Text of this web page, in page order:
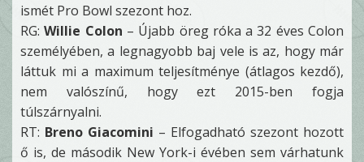
ismét Pro Bowl szezont hoz.
RG:Willie Colon – Újabb öreg róka a 32 éves Colon
személyében, a legnagyobb baj vele is az, hogy már
láttuk mi a maximum teljesítménye (átlagos kezdő),
nem valószínű, hogy ezt 2015-ben fogja
túlszárnyalni.
RT: Breno Giacomini – Elfogadható szezont hozott
ő is, de második New York-i évében sem várhatunk